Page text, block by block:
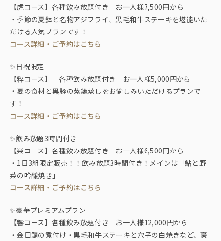
【虎コース】各種飲み放題付き お一人様7,500円から
・季節の夏鉢と名物アジフライ、黒毛和牛ステーキを堪能いた
だける人気プランです！
コース詳細・ご予約はこちら
✨日祝限定
【粋コース】 各種飲み放題付き お一人様5,000円から
・夏の食材と黒豚の蒸籠蒸しをお愉しみいただけるプランで
す！
コース詳細・ご予約はこちら
✨飲み放題3時間付き
【楽コース】各種飲み放題付き お一人様6,500円から
・1日3組限定販売！！飲み放題3時間付き！メインは「鮎と野
菜の吟醸焼き」
コース詳細・ご予約はこちら
✨豪華プレミアムプラン
【響コース】各種飲み放題付き お一人様12,000円から
・金目鯛の煮付け・黒毛和牛ステーキと穴子の白焼きなど、豪